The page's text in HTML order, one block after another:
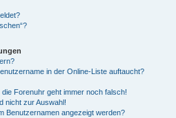
in der Online-Liste auftaucht?
Forenuhr geht immer noch falsch!
nicht zur Auswahl!
Benutzernamen angezeigt werden?